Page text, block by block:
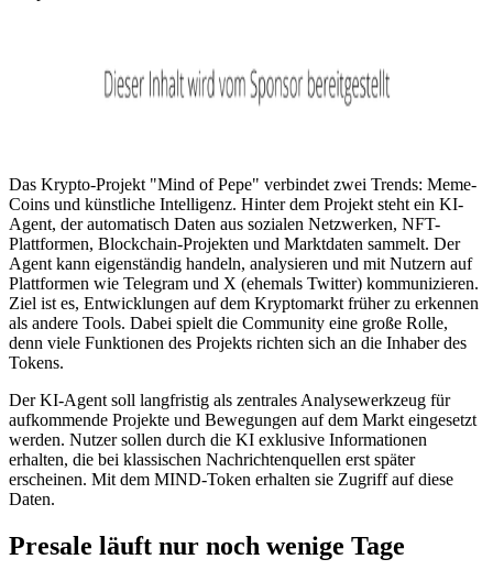
Das Krypto-Projekt "Mind of Pepe" verbindet zwei Trends: Meme-
Coins und künstliche Intelligenz. Hinter dem Projekt steht ein KI-
Agent, der automatisch Daten aus sozialen Netzwerken, NFT-
Plattformen, Blockchain-Projekten und Marktdaten sammelt. Der
Agent kann eigenständig handeln, analysieren und mit Nutzern auf
Plattformen wie Telegram und X (ehemals Twitter) kommunizieren.
Ziel ist es, Entwicklungen auf dem Kryptomarkt früher zu erkennen
als andere Tools. Dabei spielt die Community eine große Rolle,
denn viele Funktionen des Projekts richten sich an die Inhaber des
Tokens.
Der KI-Agent soll langfristig als zentrales Analysewerkzeug für
aufkommende Projekte und Bewegungen auf dem Markt eingesetzt
werden. Nutzer sollen durch die KI exklusive Informationen
erhalten, die bei klassischen Nachrichtenquellen erst später
erscheinen. Mit dem MIND-Token erhalten sie Zugriff auf diese
Daten.
Presale läuft nur noch wenige Tage